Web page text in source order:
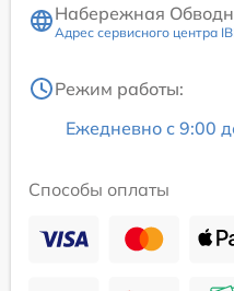
Набережная
Адрес сервисного центра
Режим работы:
Ежедневно с 9:00
Способы оплаты